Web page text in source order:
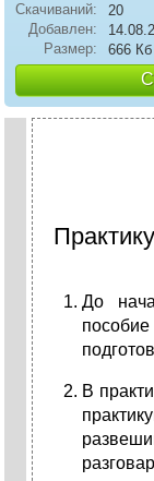
Скачиваний:
20
Добавлен:
Размер:
666 Кб
До
пособие
В